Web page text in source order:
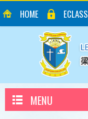
HOME ECLASS
MENU